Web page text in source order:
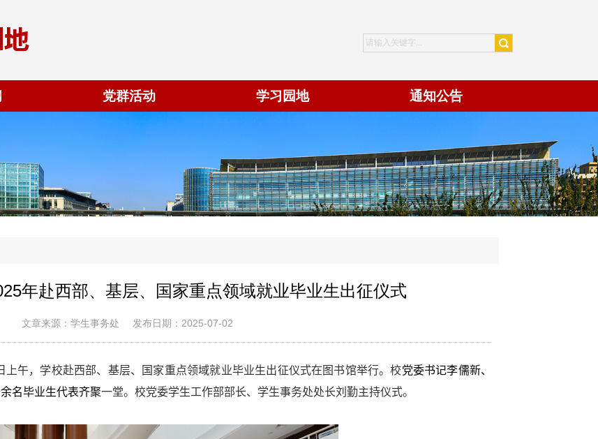
党群活动 学习园地 通知公告
年赴西部、基层、国家重点领域就业毕业生出征仪式
文章来源：学生事务处 发布日期：2025-07-02
上午，学校赴西部、基层、国家重点领域就业毕业生出征仪式在图书馆举行。校党委书记李儒新、
名毕业生代表齐聚一堂。校党委学生工作部部长、学生事务处处长刘勤主持仪式。